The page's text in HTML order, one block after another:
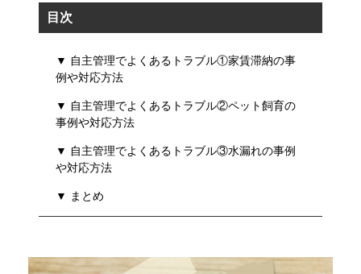
目次
▼ 自主管理でよくあるトラブル①家賃滞納の事
例や対応方法
▼ 自主管理でよくあるトラブル②ペット飼育の
事例や対応方法
▼ 自主管理でよくあるトラブル③水漏れの事例
や対応方法
▼ まとめ